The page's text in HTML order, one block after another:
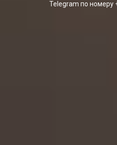
Telegram по номеру